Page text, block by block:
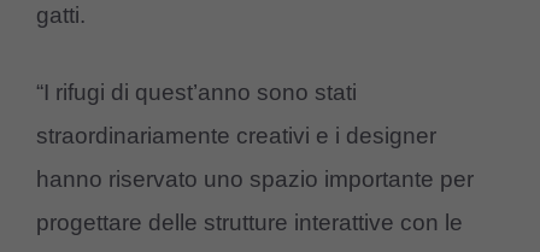
gatti.
“I rifugi di quest’anno sono stati
straordinariamente creativi e i designer
hanno riservato uno spazio importante per
progettare delle strutture interattive con le